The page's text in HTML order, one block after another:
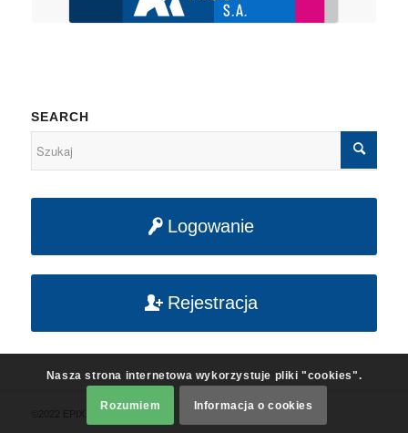
SEARCH
Logowanie
Rejestracja
Nasza strona internetowa wykorzystuje pliki "cookies".
Rozumiem Informacja o cookies